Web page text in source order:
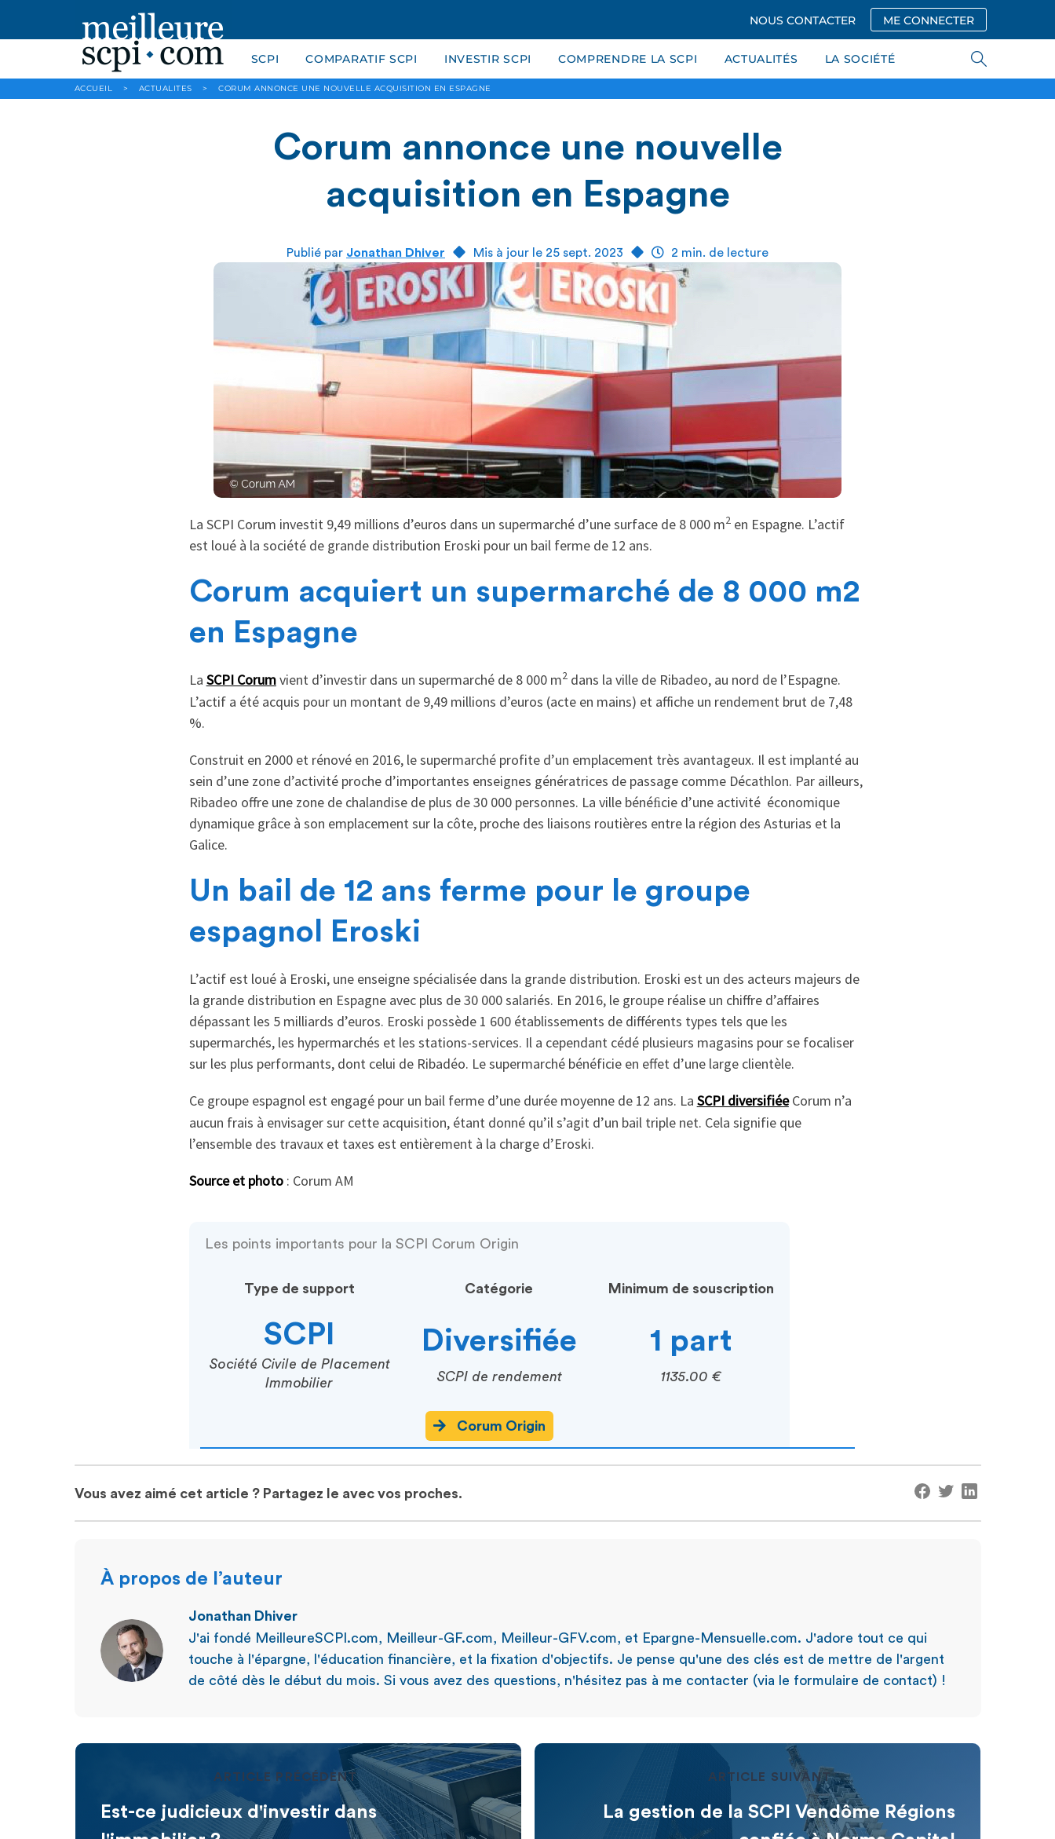
NOUS CONTACTER ME CONNECTER
SCPI COMPARATIF SCPI INVESTIR SCPI COMPRENDRE LA SCPI ACTUALITÉS LA SOCIÉTÉ
ACCUEIL > ACTUALITES > CORUM ANNONCE UNE NOUVELLE ACQUISITION EN ESPAGNE
Corum annonce une nouvelle
acquisition en Espagne
Publié par Jonathan Dhiver Mis à jour le 25 sept. 2023 2 min. de lecture
La SCPI Corum investit 9,49 millions d’euros dans un supermarché d’une surface de 8 000 m2en Espagne. L’actif
est loué à la société de grande distribution Eroski pour un bail ferme de 12 ans.
Corum acquiert un supermarché de 8 000 m2
en Espagne
La SCPI Corumvient d’investir dans un supermarché de 8 000 m2dans la ville de Ribadeo, au nord de l’Espagne.
L’actif a été acquis pour un montant de 9,49 millions d’euros (acte en mains) et affiche un rendement brut de 7,48
%.
Construit en 2000 et rénové en 2016, le supermarché profite d’un emplacement très avantageux. Il est implanté au
sein d’une zone d’activité proche d’importantes enseignes génératrices de passage comme Décathlon. Par ailleurs,
Ribadeo offre une zone de chalandise de plus de 30 000 personnes. La ville bénéﬁcie d’une activité économique
dynamique grâce à son emplacement sur la côte, proche des liaisons routières entre la région des Asturias et la
Galice.
Un bail de 12 ans ferme pour le groupe
espagnol Eroski
L’actif est loué à Eroski, une enseigne spécialisée dans la grande distribution. Eroski est un des acteurs majeurs de
la grande distribution en Espagne avec plus de 30 000 salariés. En 2016, le groupe réalise un chiffre d’affaires
dépassant les 5 milliards d’euros. Eroski possède 1 600 établissements de différents types tels que les
supermarchés, les hypermarchés et les stations-services. Il a cependant cédé plusieurs magasins pour se focaliser
sur les plus performants, dont celui de Ribadéo. Le supermarché bénéficie en effet d’une large clientèle.
Ce groupe espagnol est engagé pour un bail ferme d’une durée moyenne de 12 ans. La SCPI diversifiéeCorum n’a
aucun frais à envisager sur cette acquisition, étant donné qu’il s’agit d’un bail triple net. Cela signifie que
l’ensemble des travaux et taxes est entièrement à la charge d’Eroski.
Source et photo: Corum AM
Les points importants pour la SCPI Corum Origin
Type de support
SCPI
Société Civile de Placement
Immobilier
Catégorie
Diversifiée
SCPI de rendement
Minimum de souscription
1 part
1135.00 €
Corum Origin
Vous avez aimé cet article ? Partagez le avec vos proches.
À propos de l’auteur
Jonathan Dhiver
J'ai fondé MeilleureSCPI.com, Meilleur-GF.com, Meilleur-GFV.com, et Epargne-Mensuelle.com. J'adore tout ce qui
touche à l'épargne, l'éducation financière, et la fixation d'objectifs. Je pense qu'une des clés est de mettre de l'argent
de côté dès le début du mois. Si vous avez des questions, n'hésitez pas à me contacter (via le formulaire de contact) !
ARTICLE PRÉCÉDENT
Est-ce judicieux d'investir dans
ARTICLE SUIVANT
La gestion de la SCPI Vendôme Régions